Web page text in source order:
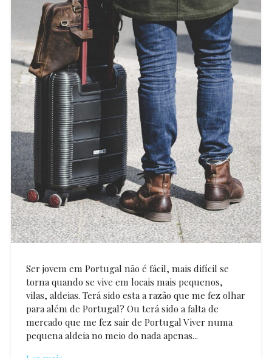
Ser jovem em Portugal não é fácil, mais difícil se
torna quando se vive em locais mais pequenos,
vilas, aldeias. Terá sido esta a razão que me fez olhar
para além de Portugal? Ou terá sido a falta de
mercado que me fez sair de Portugal Viver numa
pequena aldeia no meio do nada apenas...